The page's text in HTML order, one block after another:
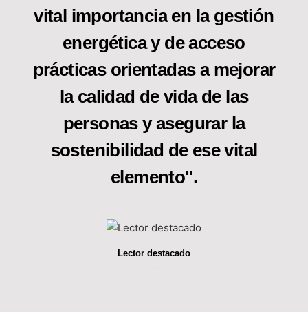
vital importancia en la gestión
energética y de acceso
prácticas orientadas a mejorar
la calidad de vida de las
personas y asegurar la
sostenibilidad de ese vital
elemento".
Lector destacado
----